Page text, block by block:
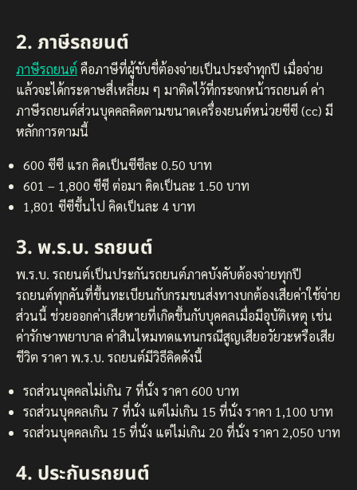
2. ภาษีรถยนต์
ภาษีรถยนต์ คือภาษีที่ผู้ขับขี่ต้องจ่ายเป็นประจำทุกปี เมื่อจ่าย
แล้วจะได้กระดาษสี่เหลี่ยม ๆ มาติดไว้ที่กระจกหน้ารถยนต์ ค่า
ภาษีรถยนต์ส่วนบุคคลคิดตามขนาดเครื่องยนต์หน่วยซีซี (cc) มี
หลักการตามนี้
600 ซีซี แรก คิดเป็นซีซีละ 0.50 บาท
601 – 1,800 ซีซี ต่อมา คิดเป็นละ 1.50 บาท
1,801 ซีซีขึ้นไป คิดเป็นละ 4 บาท
3. พ.ร.บ. รถยนต์
พ.ร.บ. รถยนต์เป็นประกันรถยนต์ภาคบังคับต้องจ่ายทุกปี
รถยนต์ทุกคันที่ขึ้นทะเบียนกับกรมขนส่งทางบกต้องเสียค่าใช้จ่าย
ส่วนนี้ ช่วยออกค่าเสียหายที่เกิดขึ้นกับบุคคลเมื่อมีอุบัติเหตุ เช่น
ค่ารักษาพยาบาล ค่าสินไหมทดแทนกรณีสูญเสียอวัยวะหรือเสีย
ชีวิต ราคา พ.ร.บ. รถยนต์มีวิธีคิดดังนี้
รถส่วนบุคคลไม่เกิน 7 ที่นั่ง ราคา 600 บาท
รถส่วนบุคคลเกิน 7 ที่นั่ง แต่ไม่เกิน 15 ที่นั่ง ราคา 1,100 บาท
รถส่วนบุคคลเกิน 15 ที่นั่ง แต่ไม่เกิน 20 ที่นั่ง ราคา 2,050 บาท
4. ประกันรถยนต์